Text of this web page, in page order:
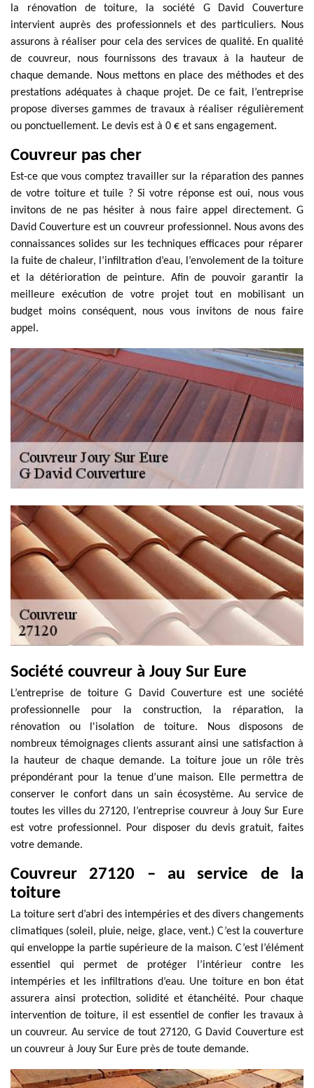
la rénovation de toiture, la société G David Couverture
intervient auprès des professionnels et des particuliers. Nous
assurons à réaliser pour cela des services de qualité. En qualité
de couvreur, nous fournissons des travaux à la hauteur de
chaque demande. Nous mettons en place des méthodes et des
prestations adéquates à chaque projet. De ce fait, l’entreprise
propose diverses gammes de travaux à réaliser régulièrement
ou ponctuellement. Le devis est à 0 € et sans engagement.
Couvreur pas cher
Est-ce que vous comptez travailler sur la réparation des pannes
de votre toiture et tuile ? Si votre réponse est oui, nous vous
invitons de ne pas hésiter à nous faire appel directement. G
David Couverture est un couvreur professionnel. Nous avons des
connaissances solides sur les techniques efficaces pour réparer
la fuite de chaleur, l’infiltration d’eau, l’envolement de la toiture
et la détérioration de peinture. Afin de pouvoir garantir la
meilleure exécution de votre projet tout en mobilisant un
budget moins conséquent, nous vous invitons de nous faire
appel.
Société couvreur à Jouy Sur Eure
L’entreprise de toiture G David Couverture est une société
professionnelle pour la construction, la réparation, la
rénovation ou l'isolation de toiture. Nous disposons de
nombreux témoignages clients assurant ainsi une satisfaction à
la hauteur de chaque demande. La toiture joue un rôle très
prépondérant pour la tenue d’une maison. Elle permettra de
conserver le confort dans un sain écosystème. Au service de
toutes les villes du 27120, l’entreprise couvreur à Jouy Sur Eure
est votre professionnel. Pour disposer du devis gratuit, faites
votre demande.
Couvreur 27120 – au service de la
toiture
La toiture sert d’abri des intempéries et des divers changements
climatiques (soleil, pluie, neige, glace, vent.) C’est la couverture
qui enveloppe la partie supérieure de la maison. C’est l’élément
essentiel qui permet de protéger l’intérieur contre les
intempéries et les infiltrations d’eau. Une toiture en bon état
assurera ainsi protection, solidité et étanchéité. Pour chaque
intervention de toiture, il est essentiel de confier les travaux à
un couvreur. Au service de tout 27120, G David Couverture est
un couvreur à Jouy Sur Eure près de toute demande.